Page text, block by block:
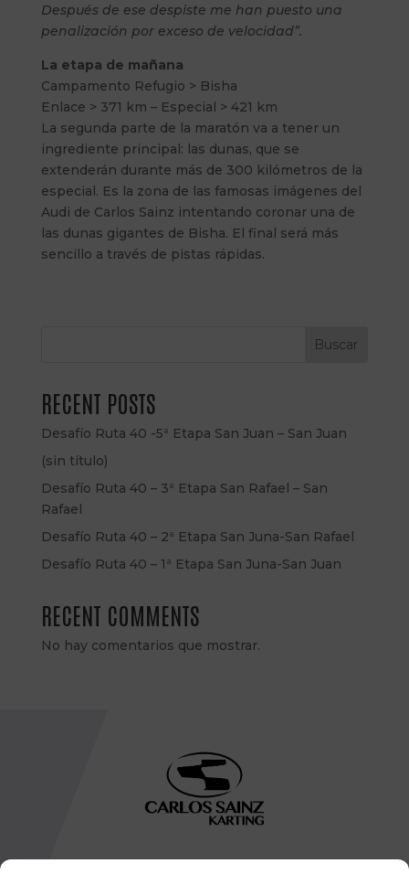
Después de ese despiste me han puesto una
penalización por exceso de velocidad”.
La etapa de mañana
Campamento Refugio > Bisha
Enlace > 371 km – Especial > 421 km
La segunda parte de la maratón va a tener un
ingrediente principal: las dunas, que se
extenderán durante más de 300 kilómetros de la
especial. Es la zona de las famosas imágenes del
Audi de Carlos Sainz intentando coronar una de
las dunas gigantes de Bisha. El final será más
sencillo a través de pistas rápidas.
Buscar
RECENT POSTS
Desafío Ruta 40 -5ª Etapa San Juan – San Juan
(sin título)
Desafío Ruta 40 – 3ª Etapa San Rafael – San
Rafael
Desafío Ruta 40 – 2ª Etapa San Juna-San Rafael
Desafío Ruta 40 – 1ª Etapa San Juna-San Juan
RECENT COMMENTS
No hay comentarios que mostrar.